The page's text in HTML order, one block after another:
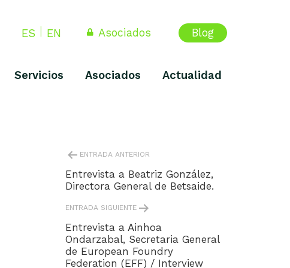
ES EN Asociados Blog
Servicios Asociados Actualidad
NAVEGACIÓN
DE
ENTRADAS
ENTRADA ANTERIOR
Entrevista a Beatriz González,
Directora General de Betsaide.
ENTRADA SIGUIENTE
Entrevista a Ainhoa
Ondarzabal, Secretaria General
de European Foundry
Federation (EFF) / Interview